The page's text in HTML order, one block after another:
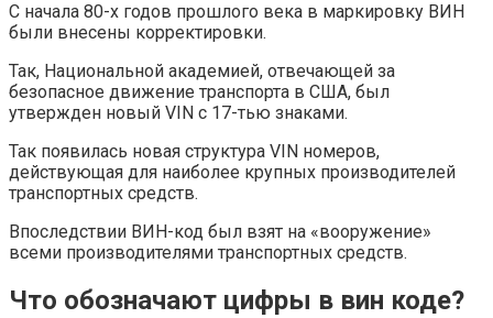
С начала 80-х годов прошлого века в маркировку ВИН
были внесены корректировки.
Так, Национальной академией, отвечающей за
безопасное движение транспорта в США, был
утвержден новый VIN с 17-тью знаками.
Так появилась новая структура VIN номеров,
действующая для наиболее крупных производителей
транспортных средств.
Впоследствии ВИН-код был взят на «вооружение»
всеми производителями транспортных средств.
Что обозначают цифры в вин коде?